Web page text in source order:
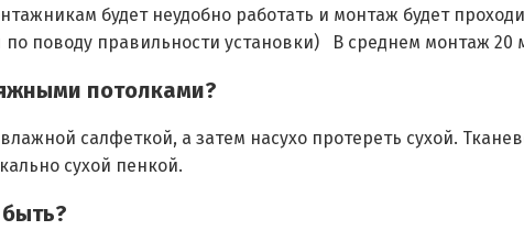
будет неудобно работать и монтаж будет
поводу правильности установки) В среднем монтаж 20
потолками?
салфеткой, а затем насухо протереть сухой.
сухой пенкой.